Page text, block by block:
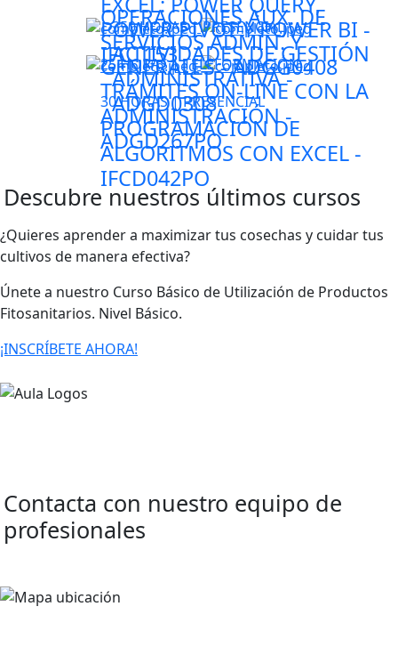
POWER PIVOT Y POWER BI -
IFCT153
OPERACIONES AUX. DE
SERVICIOS ADMIN. Y
GENERALES - ADGG0408
350 HORAS | PRESENCIAL
ACTIVIDADES DE GESTIÓN
ADMINISTRATIVA -
ADGD0308
25 HORAS | TELEFORMACIÓN
TRÁMITES ON-LINE CON LA
ADMINISTRACIÓN -
ADGD267PO
30 HORAS | PRESENCIAL
PROGRAMACIÓN DE
ALGORITMOS CON EXCEL -
IFCD042PO
Descubre nuestros últimos cursos
¿Quieres aprender a maximizar tus cosechas y cuidar tus
cultivos de manera efectiva?
Únete a nuestro Curso Básico de Utilización de Productos
Fitosanitarios. Nivel Básico.
¡INSCRÍBETE AHORA!
Contacta con nuestro equipo de
profesionales